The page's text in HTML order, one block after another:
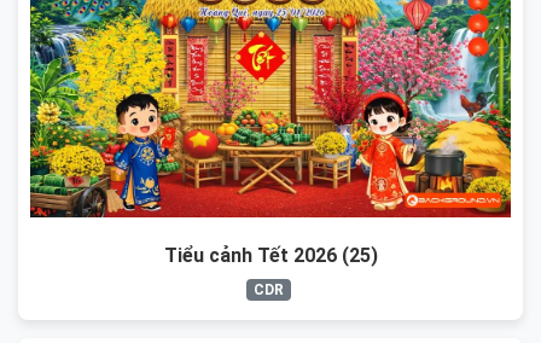
Tiểu cảnh Tết 2026 (25)
CDR